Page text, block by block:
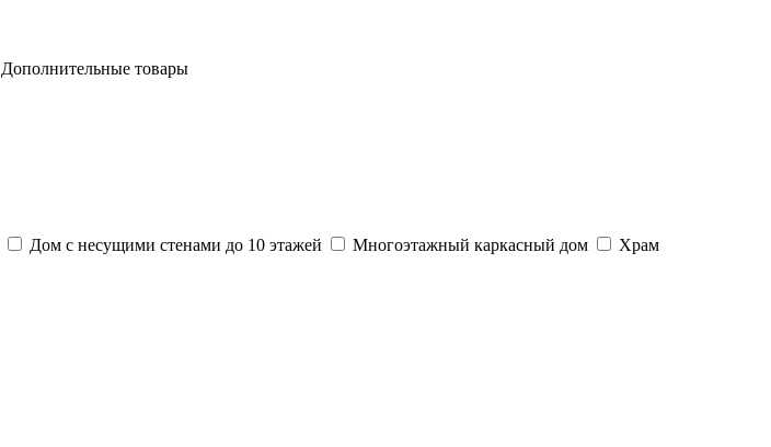
Дополнительные товары
Дом с несущими стенами до 10 этажей Многоэтажный каркасный дом Храм